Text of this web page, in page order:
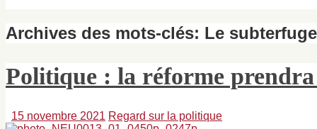
Archives des mots-clés: Le
Politique : la réforme
15 novembre 2021 Regard sur la politique